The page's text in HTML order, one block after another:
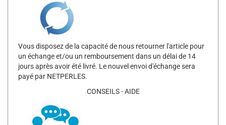
Vous disposez de la capacité de nous retourner l'article pour
un échange et/ou un remboursement dans un délai de 14
jours après avoir été livré. Le nouvel envoi d'échange sera
payé par NETPERLES.
CONSEILS - AIDE